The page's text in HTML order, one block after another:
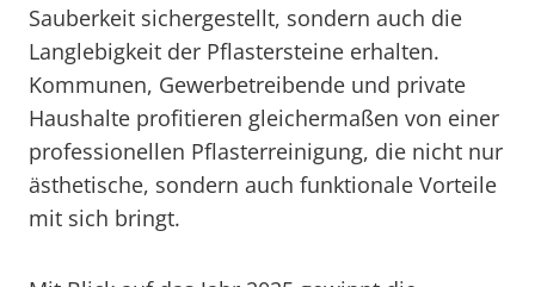
Sauberkeit sichergestellt, sondern auch die
Langlebigkeit der Pflastersteine erhalten.
Kommunen, Gewerbetreibende und private
Haushalte profitieren gleichermaßen von einer
professionellen Pflasterreinigung, die nicht nur
ästhetische, sondern auch funktionale Vorteile
mit sich bringt.